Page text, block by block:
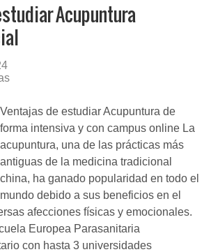
Acupuntura
Ventajas de estudiar Acupuntura de
forma intensiva y con campus online La
acupuntura, una de las prácticas más
antiguas de la medicina tradicional
china, ha ganado popularidad en todo el
mundo debido a sus beneficios en el
afecciones físicas y emocionales.
Europea Parasanitaria
con hasta 3 universidades